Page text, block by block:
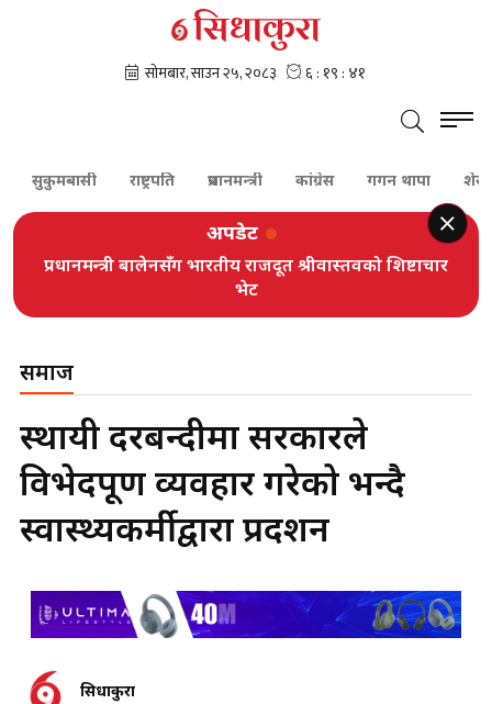
राष्ट्रपति प्रधानमन्त्री कांग्रेस गगन थापा शेरबहादुर
अपडेट
प्रधानमन्त्री बालेनसँग भारतीय राजदूत श्रीवास्तवको शिष्टाचार
भेट
समाज
स्थायी दरबन्दीमा सरकारले
विभेदपूर्ण व्यवहार गरेको भन्दै
स्वास्थ्यकर्मीद्वारा प्रदर्शन
सिधाकुरा